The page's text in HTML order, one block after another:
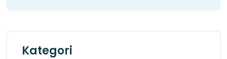
Kategori